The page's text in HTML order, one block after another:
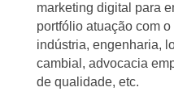
marketing digital para
portfólio atuação com
indústria, engenharia,
cambial, advocacia
de qualidade, etc.